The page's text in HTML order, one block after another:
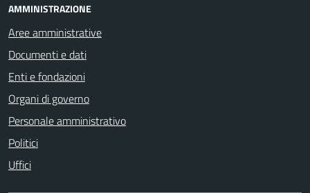
AMMINISTRAZIONE
Aree amministrative
Documenti e dati
Enti e fondazioni
Organi di governo
Personale amministrativo
Politici
Uffici